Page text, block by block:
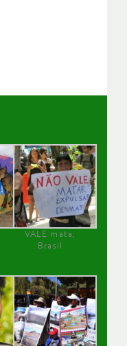
VALE mata,
Brasil